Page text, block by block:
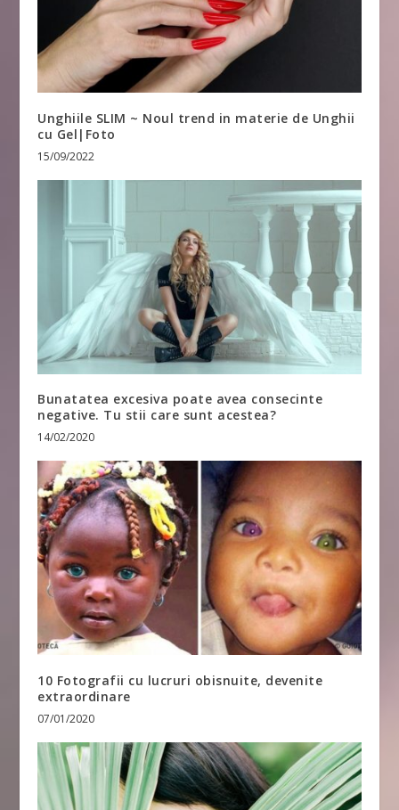
Unghiile SLIM ~ Noul trend in materie de Unghii
cu Gel|Foto
15/09/2022
Bunatatea excesiva poate avea consecinte
negative. Tu stii care sunt acestea?
14/02/2020
10 Fotografii cu lucruri obisnuite, devenite
extraordinare
07/01/2020